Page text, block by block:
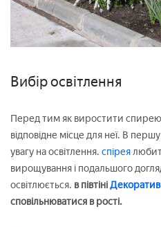
Вибір освітлення
Перед тим як виростити
відповідне місце для неї. В
увагу на освітлення. спірея
вирощування і подальшого
освітлюється. в півтіні
сповільнюватися в рості.